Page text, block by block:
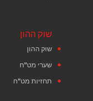
שוק ההון
שוק ההון
שערי מט"ח
תחזיות מט"ח